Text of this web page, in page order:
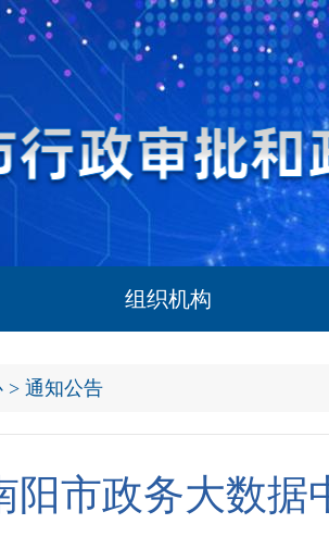
组织机构
> 通知公告
阳市政务大数据